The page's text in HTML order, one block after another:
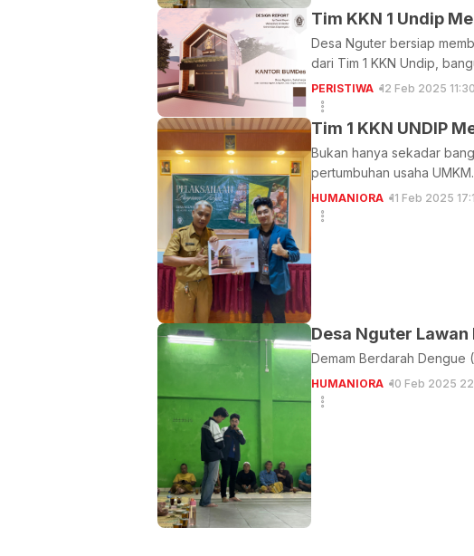
Tim KKN 1 Undip
Desa Nguter bersiap
dari Tim 1 KKN Undip,
PERISTIWA 12 Feb 2025 11:30
Tim 1 KKN UNDIP
Bukan hanya sekadar
pertumbuhan usaha UMKM.
HUMANIORA 11 Feb 2025
Desa Nguter Lawan
Demam Berdarah Dengue
HUMANIORA 10 Feb 2025